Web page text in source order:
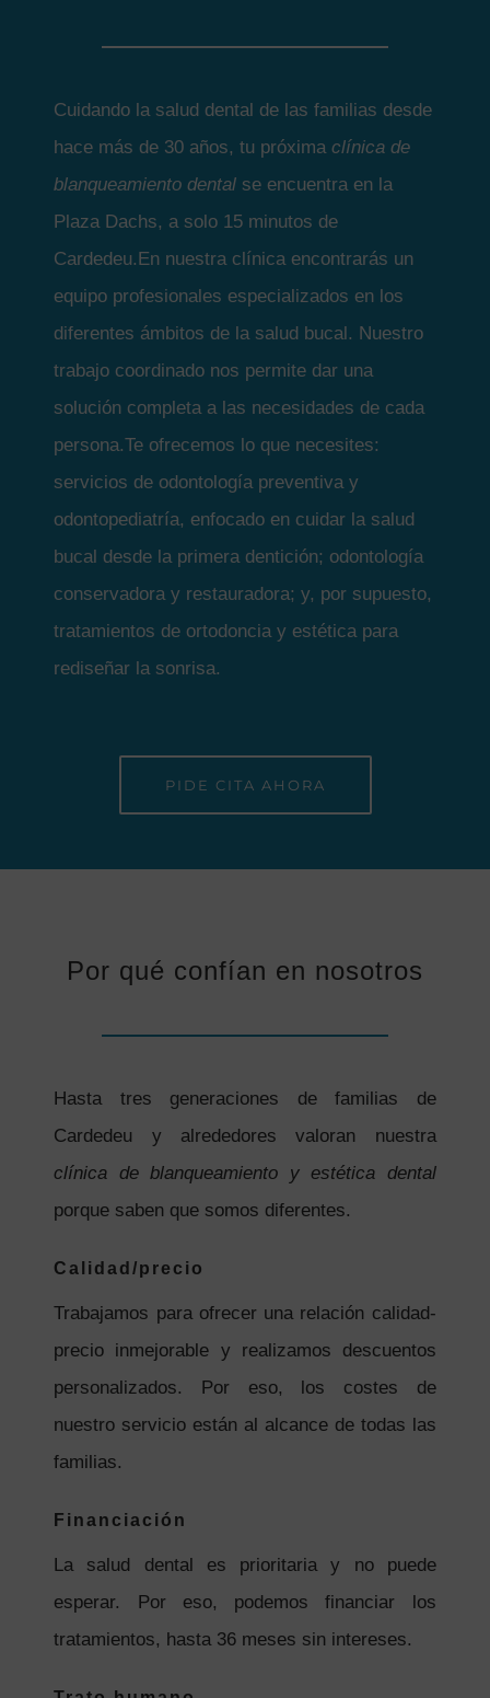
Cuidando la salud dental de las familias desde
hace más de 30 años, tu próximaclínica de
blanqueamiento dental se encuentra en la
Plaza Dachs, a solo 15 minutos de
Cardedeu.En nuestra clínica encontrarás un
equipo profesionales especializados en los
diferentes ámbitos de la salud bucal. Nuestro
trabajo coordinado nos permite dar una
solución completa a las necesidades de cada
persona.Te ofrecemos lo que necesites:
servicios de odontología preventiva y
odontopediatría, enfocado en cuidar la salud
bucal desde la primera dentición; odontología
conservadora y restauradora; y, por supuesto,
tratamientos de ortodoncia y estética para
rediseñar la sonrisa.
PIDE CITA AHORA
Por qué confían en nosotros
Hasta tres generaciones de familias de
Cardedeu y alrededores valoran nuestra
clínica de blanqueamiento y estética dental
porque saben que somos diferentes.
Calidad/precio
Trabajamos para ofrecer una relación calidad-
precio inmejorable y realizamos descuentos
personalizados. Por eso, los costes de
nuestro servicio están al alcance de todas las
familias.
Financiación
La salud dental es prioritaria y no puede
esperar. Por eso, podemos financiar los
tratamientos, hasta 36 meses sin intereses.